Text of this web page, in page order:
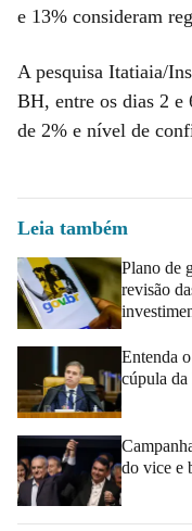
e 13% consideram
A pesquisa Itatiaia/
BH, entre os dias 2 e
de 2% e nível de
Leia também
Plano de
revisão
Entenda
cúpula da
do vice e